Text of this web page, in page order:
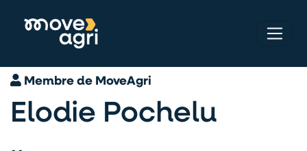
Membre de MoveAgri
Elodie Pochelu